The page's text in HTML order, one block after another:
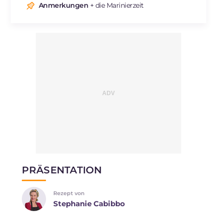
Anmerkungen + die Marinierzeit
PRÄSENTATION
Rezept von
Stephanie Cabibbo